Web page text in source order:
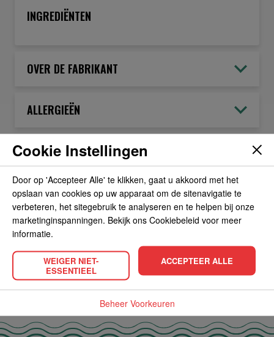
INGREDIËNTEN
OVER DE FABRIKANT
ALLERGIEËN
OVERIGE INFORMATIE
POPULAIRE PRODUCTEN
Cookie Instellingen
Door op 'Accepteer Alle' te klikken, gaat u akkoord met het
opslaan van cookies op uw apparaat om de sitenavigatie te
verbeteren, het sitegebruik te analyseren en te helpen bij onze
marketinginspanningen. Bekijk ons Cookiebeleid voor meer
informatie.
WEIGER NIET-
ESSENTIEEL
ACCEPTEER ALLE
Beheer Voorkeuren